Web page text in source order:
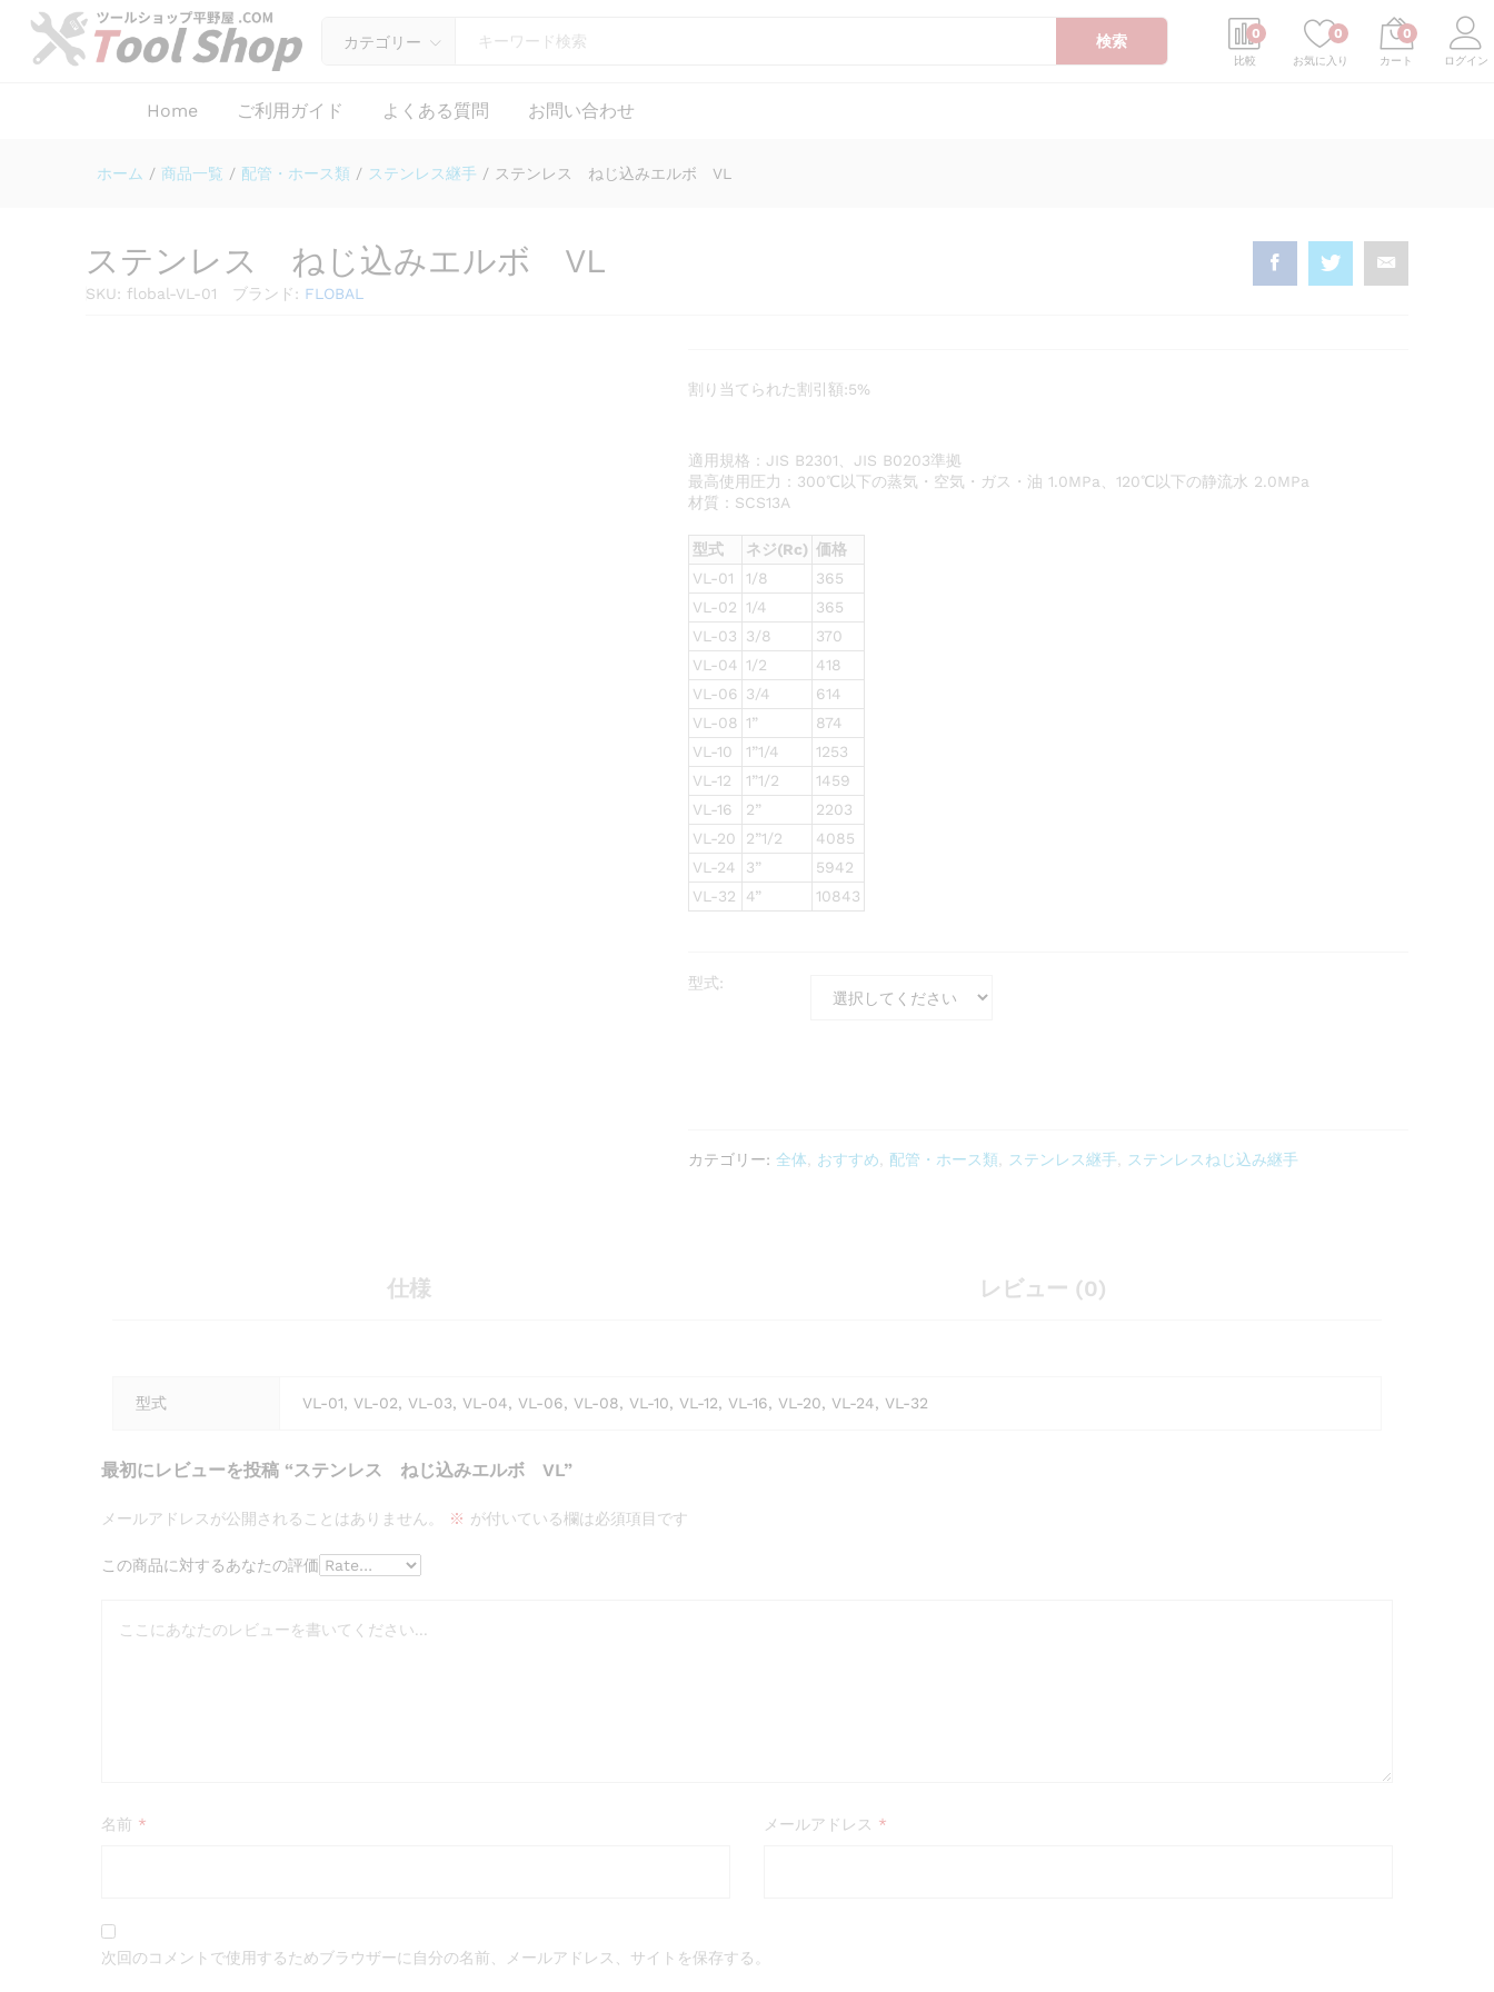
カテゴリー 検索
比較
0
お気に入り
0
カート
0
ログイン
Home ご利用ガイド よくある質問 お問い合わせ
ホーム / 商品一覧 / 配管・ホース類 / ステンレス継手 / ステンレス ねじ込みエルボ VL
ステンレス ねじ込みエルボ VL
ブランド: FLOBAL
SKU: flobal-VL-01
割り当てられた割引額:5%
適用規格：JIS B2301、JIS B0203準拠
最高使用圧力：300℃以下の蒸気・空気・ガス・油 1.0MPa、120℃以下の静流水 2.0MPa
材質：SCS13A
型式 ネジ(Rc) 価格
VL-01
1/8
365
VL-02
1/4
365
VL-03
3/8
370
VL-04 1/2
418
VL-06 3/4
614
VL-08 1”
874
VL-10
1”1/4
1253
VL-12
1”1/2
1459
VL-16
2”
2203
VL-20
2”1/2
4085
VL-24
3”
5942
VL-32
4” 10843
型式:
カテゴリー: 全体 おすすめ 配管・ホース類 ステンレス継手 ステンレスねじ込み継手
仕様 レビュー (0)
型式 VL-01, VL-02, VL-03, VL-04, VL-06, VL-08, VL-10, VL-12, VL-16, VL-20, VL-24, VL-32
最初にレビューを投稿 “ステンレス ねじ込みエルボ VL”
メールアドレスが公開されることはありません。 ※ が付いている欄は必須項目です
この商品に対するあなたの評価
名前 * メールアドレス *
次回のコメントで使用するためブラウザーに自分の名前、メールアドレス、サイトを保存する。
仕様 レビュー (0)
カートに入れる